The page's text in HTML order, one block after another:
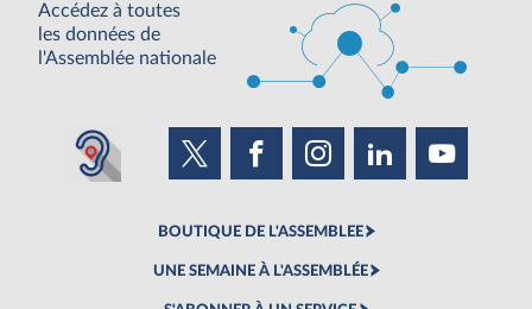
Accédez à toutes
les données de
l'Assemblée nationale
BOUTIQUE DE L'ASSEMBLEE
UNE SEMAINE À L'ASSEMBLÉE